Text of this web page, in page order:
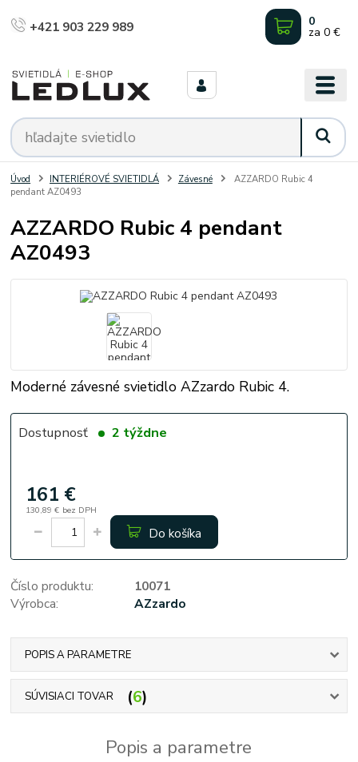
+421 903 229 989 0
za 0 €
Úvod INTERIÉROVÉ SVIETIDLÁ Závesné
AZZARDO Rubic 4
pendant AZ0493
AZZARDO Rubic 4 pendant
AZ0493
Moderné závesné svietidlo AZzardo Rubic 4.
Dostupnosť 2 týždne
161 €
130,89 € bez DPH
Do košíka
Číslo produktu:
10071
Výrobca:
AZzardo
POPIS A PARAMETRE
SÚVISIACI TOVAR 6
Popis a parametre